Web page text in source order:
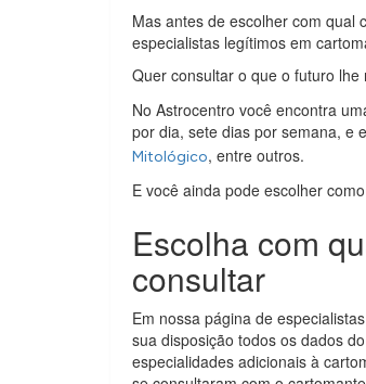
Mas antes de escolher com qual
especialistas legítimos em
Quer consultar o que o futuro lhe
No Astrocentro você encontra
por dia, sete dias por semana, e
Mitológico, entre outros.
E você ainda pode escolher
Escolha com
consultar
Em nossa página de
sua disposição todos os dados
especialidades adicionais à